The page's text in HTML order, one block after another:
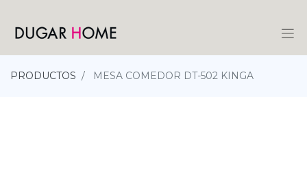
PRODUCTOS MESA COMEDOR DT-502 KINGA